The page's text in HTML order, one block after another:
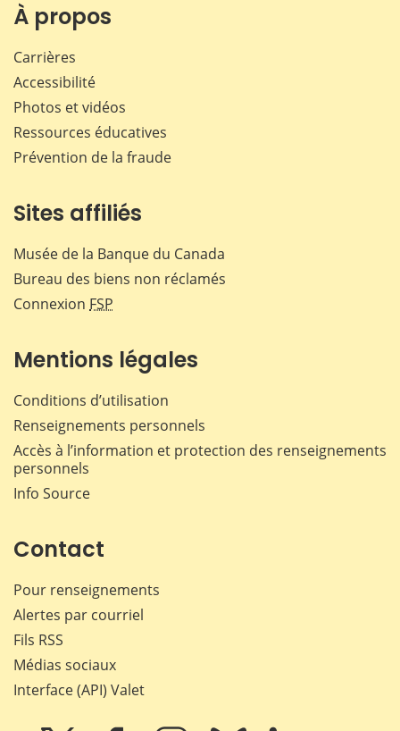
À propos
Carrières
Accessibilité
Photos et vidéos
Ressources éducatives
Prévention de la fraude
Sites affiliés
Musée de la Banque du Canada
Bureau des biens non réclamés
Connexion FSP
Mentions légales
Conditions d’utilisation
Renseignements personnels
Accès à l’information et protection des renseignements
personnels
Info Source
Contact
Pour renseignements
Alertes par courriel
Fils RSS
Médias sociaux
Interface (API) Valet